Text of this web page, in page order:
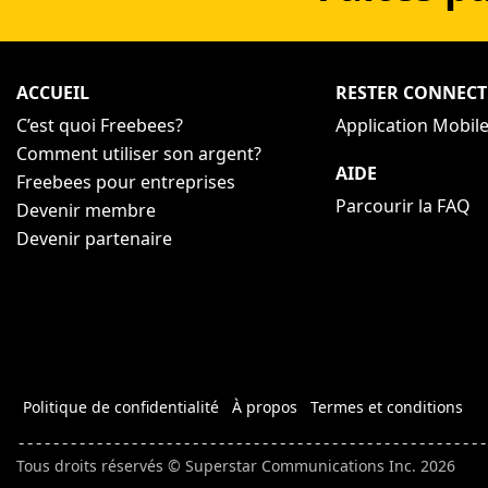
ACCUEIL
C’est quoi Freebees?
Comment utiliser son argent?
Freebees pour entreprises
Devenir membre
Devenir partenaire
RESTER
Application Mobile
AIDE
Parcourir la FAQ
Politique de confidentialité À propos Termes et conditions
Tous droits réservés © Superstar Communications Inc. 2026